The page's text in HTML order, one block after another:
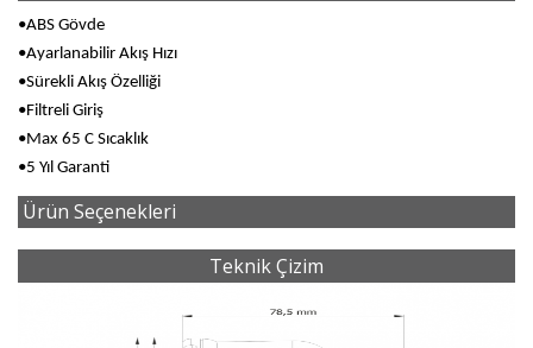
•ABS Gövde
•Ayarlanabilir Akış Hızı
•Sürekli Akış Özelliği
•Filtreli Giriş
•Max 65 C Sıcaklık
•5 Yıl Garanti
Ürün Seçenekleri
Teknik Çizim